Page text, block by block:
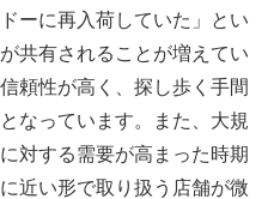
ーに再入荷していた」とい
共有されることが増えてい
頼性が高く、探し歩く手間
なっています。また、大規
対する需要が高まった時期
近い形で取り扱う店舗が微